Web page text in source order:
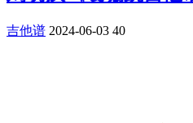
吉他谱 2024-06-03 40